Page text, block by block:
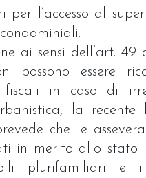
per l’accesso al
ai sensi dell’art. 49
possono essere
fiscali in caso di
la recente
che le
in merito allo stato
plurifamiliari e i